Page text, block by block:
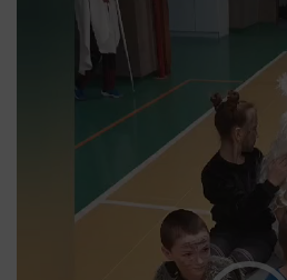
přehrávač